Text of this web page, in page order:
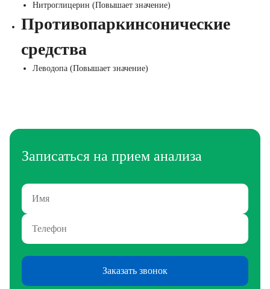
Нитроглицерин (Повышает значение)
Противопаркинсонические
средства
Леводопа (Повышает значение)
Записаться на прием анализа
Заказать звонок